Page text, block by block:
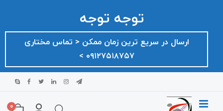
توجه توجه
ارسال در سریع ترین زمان ممکن ‌< تماس مختاری
۰۹۱۲۷۵۱۸۷۵۷ >
0